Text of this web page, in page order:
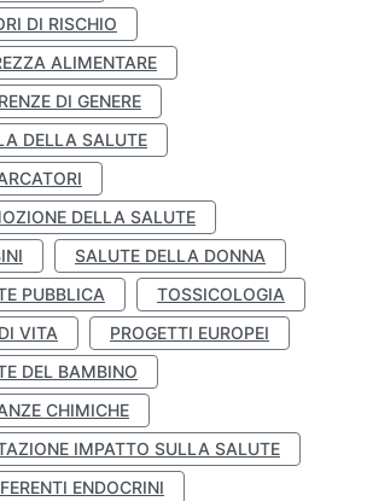
DI RISCHIO
ALIMENTARE
DI GENERE
DELLA SALUTE
DELLA SALUTE
SALUTE DELLA DONNA
PUBBLICA
TOSSICOLOGIA
VITA
PROGETTI EUROPEI
DEL BAMBINO
CHIMICHE
IMPATTO SULLA SALUTE
ENDOCRINI